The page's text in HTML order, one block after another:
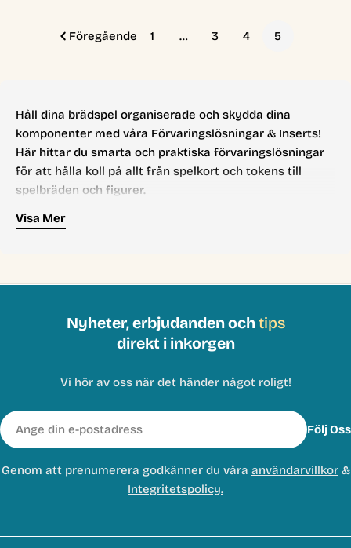
Föregående 1 … 3 4 5
Håll dina brädspel organiserade och skydda dina
komponenter med våra Förvaringslösningar & Inserts!
Här hittar du smarta och praktiska förvaringslösningar
för att hålla koll på allt från spelkort och tokens till
spelbräden och figurer.
Inserts hjälper dig att snabbt och enkelt sätta upp ditt
Handla online eller besök oss i butik för att hitta den
Visa Mer
Nyheter, erbjudanden ochtips
direkt i inkorgen
Vi hör av oss när det händer något roligt!
E-
post
Följ Oss
Genom att prenumerera godkänner du våra användarvillkor&
Integritetspolicy.